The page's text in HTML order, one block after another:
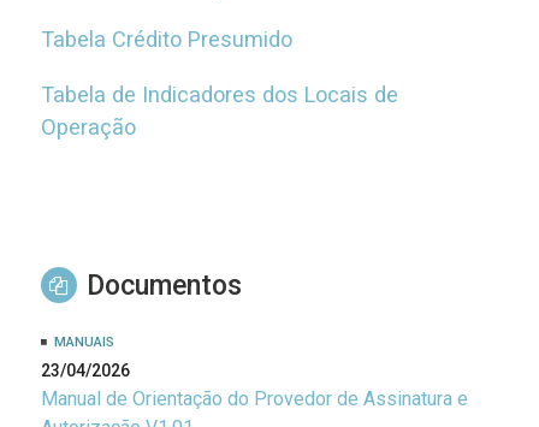
Tabela Crédito Presumido
Tabela de Indicadores dos Locais de
Operação
Documentos
MANUAIS
23/04/2026
Manual de Orientação do Provedor de Assinatura e